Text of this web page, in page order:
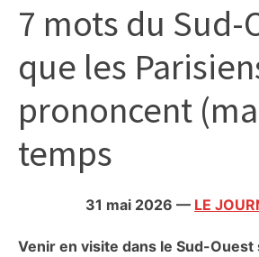
société,
culture,
politique,
faits
et
citoyennes
7 mots du Sud-
que les
prononcent
temps
31 mai 2026 — LE
Venir en visite dans le Sud-Ouest